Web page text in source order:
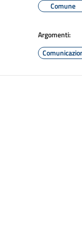
Comune
Argomenti: